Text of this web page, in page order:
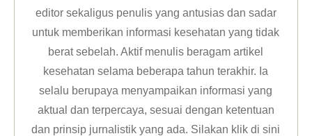
editor sekaligus penulis yang antusias dan sadar
untuk memberikan informasi kesehatan yang tidak
berat sebelah. Aktif menulis beragam artikel
kesehatan selama beberapa tahun terakhir. Ia
selalu berupaya menyampaikan informasi yang
aktual dan terpercaya, sesuai dengan ketentuan
dan prinsip jurnalistik yang ada. Silakan klikdi sini